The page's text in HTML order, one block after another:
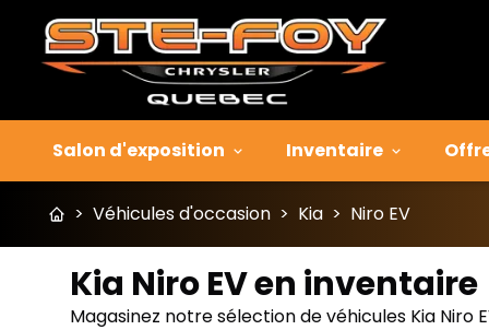
Salon d'exposition Inventaire
> Véhicules d'occasion > Kia > Niro EV
Kia Niro EV en inventaire
Magasinez notre sélection de véhicules Kia Niro